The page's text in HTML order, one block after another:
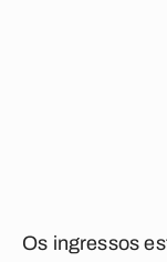
Os ingressos